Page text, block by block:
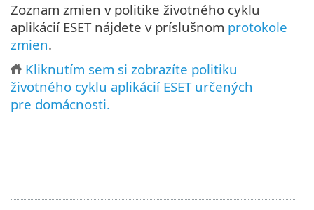
Zoznam zmien v politike životného cyklu
aplikácií ESET nájdete v príslušnom protokole
zmien.
Kliknutím sem si zobrazíte politiku
životného cyklu aplikácií ESET určených
pre domácnosti.